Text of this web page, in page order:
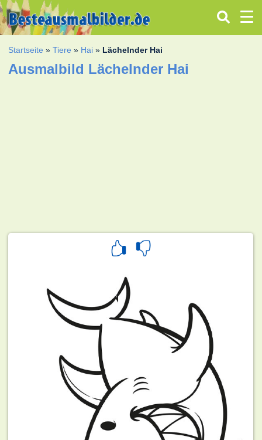
Startseite »Tiere » Hai » Lächelnder Hai
Ausmalbild Lächelnder Hai